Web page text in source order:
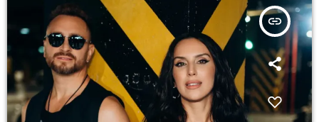
insert_link